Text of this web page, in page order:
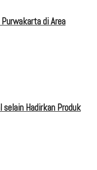
Purwakarta di Area
selain Hadirkan Produk